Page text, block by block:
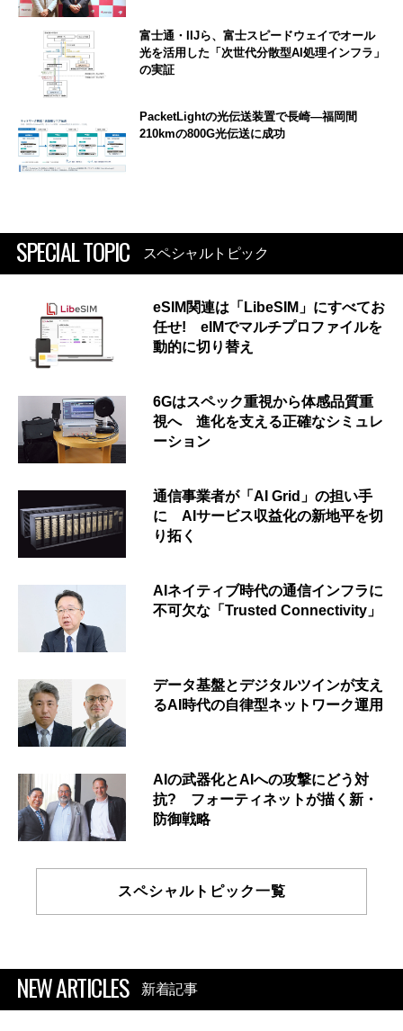
富士通・IIJら、富士スピードウェイでオール
光を活用した「次世代分散型AI処理インフラ」
の実証
PacketLightの光伝送装置で長崎―福岡間
210kmの800G光伝送に成功
SPECIAL TOPIC スペシャルトピック
eSIM関連は「LibeSIM」にすべてお
任せ! eIMでマルチプロファイルを
動的に切り替え
6Gはスペック重視から体感品質重
視へ 進化を支える正確なシミュレ
ーション
通信事業者が「AI Grid」の担い手
に AIサービス収益化の新地平を切
り拓く
AIネイティブ時代の通信インフラに
不可欠な「Trusted Connectivity」
データ基盤とデジタルツインが支え
るAI時代の自律型ネットワーク運用
AIの武器化とAIへの攻撃にどう対
抗? フォーティネットが描く新・
防御戦略
スペシャルトピック一覧
NEW ARTICLES 新着記事